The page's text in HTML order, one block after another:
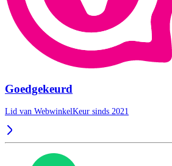
Goedgekeurd
Lid van WebwinkelKeur sinds 2021